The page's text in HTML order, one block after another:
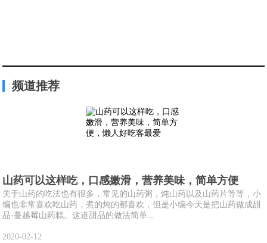
频道推荐
山药可以这样吃，口感嫩滑，营养美味，简单方便
关于山药的吃法也有很多，常见的山药粥，炖山药以及山药片等等，小
编也非常喜欢吃山药，煮的炖的都喜欢，但是小编今天是把山药做成甜
品-蔓越莓山药糕。这道甜品的做法简单...
2020-02-12